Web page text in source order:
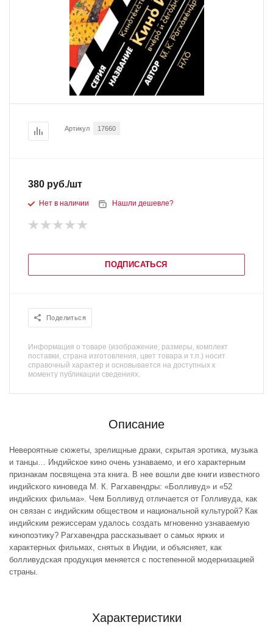
Артикул 17660
380 руб./шт
Нет в наличии Нашли дешевле?
ПОДПИСАТЬСЯ
Поделиться
Информация о товаре (изображение, размеры, комплект
поставки, страна изготовления, цвет товара и т.п.) носит
справочный характер и основывается на доступных к
моменту публикации сведениях.
Описание
Невероятные сюжеты, зрелищные драки, скрытая эротика, музыка
и танцы… Индийское кино очень узнаваемо, и его характерным
признакам посвящена эта книга. В нее вошли две книги известного
индийского киноведа М. К. Рагхавендры: «Болливуд» и «52
индийских фильма». Чем Болливуд отличается от Голливуда, как
он связан с индийским обществом и национальной культурой? Как
индийским режиссерам удалось создать мгновенно узнаваемую
кинопоэтику? Рагхавендра рассказывает о самых ярких и
характерных фильмах, снятых в Индии, и объясняет, как
болливудская продукция меняется с постепенной модернизацией
страны.
Характеристики